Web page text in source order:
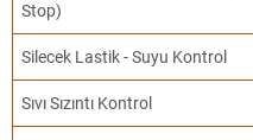
Stop)
Silecek Lastik - Suyu Kontrol
Sıvı Sızıntı Kontrol